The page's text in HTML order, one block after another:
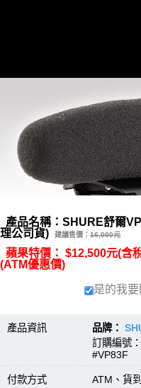
連接線、轉接線移動至 →→
各種麥克風(音訊)線 XLR(F
產品名稱：SHURE舒爾
理公司貨)
建議售價： 16,000元
蘋果特價： $12,500元(含
(ATM優惠價)
是的我
產品資訊 品牌：
訂購編號
#VP83F
付款方式 ATM、貨